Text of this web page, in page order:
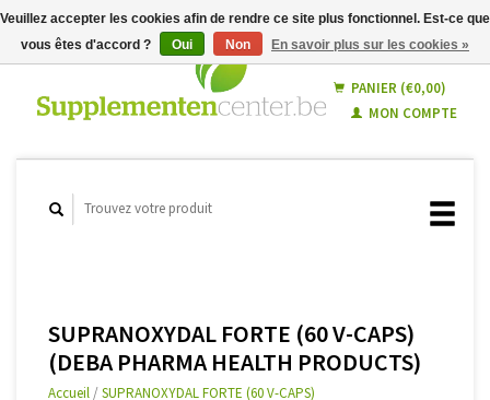
Français
PANIER (€0,00)
MON COMPTE
SUPRANOXYDAL FORTE (60 V-CAPS)
(DEBA PHARMA HEALTH PRODUCTS)
Accueil /SUPRANOXYDAL FORTE (60 V-CAPS)
Veuillez accepter les cookies afin de rendre ce site plus fonctionnel. Est-ce que
vous êtes d'accord ?
Oui Non En savoir plus sur les cookies »